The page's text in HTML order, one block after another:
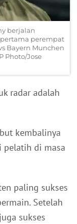
berjalan
perempat
Bayern Munchen
Photo/Jose
radar adalah
kembalinya
pelatih di masa
paling sukses
Setelah
sukses